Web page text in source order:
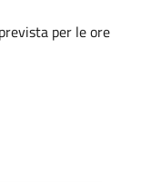
per le ore